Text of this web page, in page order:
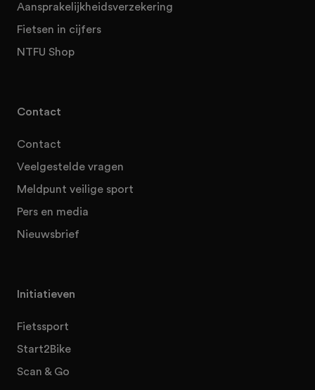
Aansprakelijkheidsverzekering
Fietsen in cijfers
NTFU Shop
Contact
Contact
Veelgestelde vragen
Meldpunt veilige sport
Pers en media
Nieuwsbrief
Initiatieven
Fietssport
Start2Bike
Scan & Go